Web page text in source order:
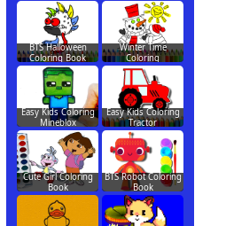
BTS Halloween
Coloring Book
Winter Time
Coloring
Easy Kids Coloring
Mineblox
Easy Kids Coloring
Tractor
Cute Girl Coloring
Book
BTS Robot Coloring
Book